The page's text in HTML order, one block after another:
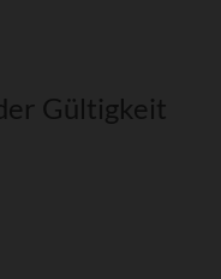
Gültigkeit